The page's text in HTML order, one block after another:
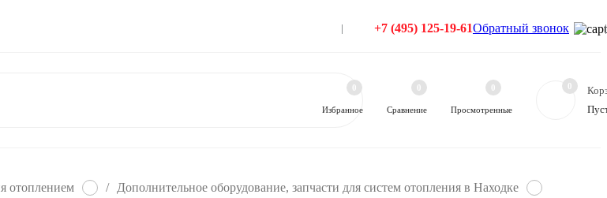
+7 (495) 125-19-61Обратный звонок
Избранное
0
Сравнение
0
Просмотренные
0 0
отоплением / Дополнительное оборудование, запчасти для систем отопления в Находке